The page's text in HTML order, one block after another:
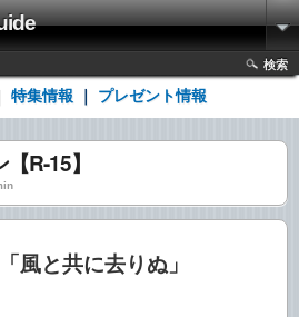
検索
特集情報 プレゼント情報
R-15】
風と共に去りぬ」